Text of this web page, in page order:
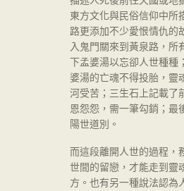
東方文化與民俗信仰中所
路更添加不少愛恨情仇的
入鬼門關來到黃泉路，所
下孟婆湯以忘卻人世種種
婆湯的亡魂不得投胎，靈
河受苦；三生石上記載了
恩怨怨，需一筆勾銷；最
陽世道別。
而這段離開人世的過程，
世間的留戀，才能走到靈
方。也有另一種說法認為